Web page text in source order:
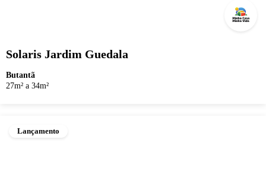
Solaris Jardim Guedala
Butantã
27m² a 34m²
Lançamento